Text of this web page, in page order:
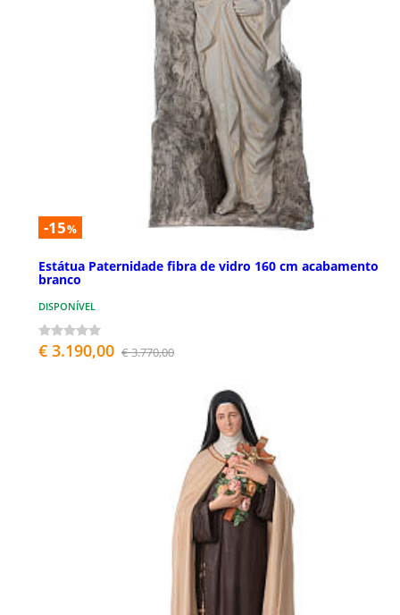
-15%
Estátua Paternidade fibra de vidro 160 cm acabamento
branco
DISPONÍVEL
€ 3.190,00 € 3.770,00